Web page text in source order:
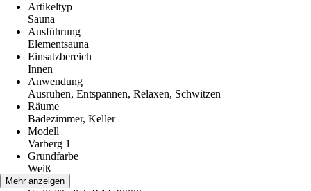
Artikeltyp
Sauna
Ausführung
Elementsauna
Einsatzbereich
Innen
Anwendung
Ausruhen, Entspannen, Relaxen, Schwitzen
Räume
Badezimmer, Keller
Modell
Varberg 1
Grundfarbe
Weiß
Farbton
Mehr anzeigen